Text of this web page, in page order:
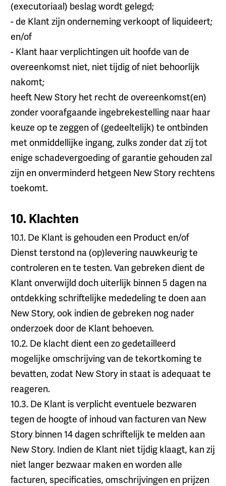
(executoriaal) beslag wordt gelegd;
- de Klant zijn onderneming verkoopt of liquideert;
en/of
- Klant haar verplichtingen uit hoofde van de
overeenkomst niet, niet tijdig of niet behoorlijk
nakomt;
heeft New Story het recht de overeenkomst(en)
zonder voorafgaande ingebrekestelling naar haar
keuze op te zeggen of (gedeeltelijk) te ontbinden
met onmiddellijke ingang, zulks zonder dat zij tot
enige schadevergoeding of garantie gehouden zal
zijn en onverminderd hetgeen New Story rechtens
toekomt.
10. Klachten
10.1. De Klant is gehouden een Product en/of
Dienst terstond na (op)levering nauwkeurig te
controleren en te testen. Van gebreken dient de
Klant onverwijld doch uiterlijk binnen 5 dagen na
ontdekking schriftelijke mededeling te doen aan
New Story, ook indien de gebreken nog nader
onderzoek door de Klant behoeven.
10.2. De klacht dient een zo gedetailleerd
mogelijke omschrijving van de tekortkoming te
bevatten, zodat New Story in staat is adequaat te
reageren.
10.3. De Klant is verplicht eventuele bezwaren
tegen de hoogte of inhoud van facturen van New
Story binnen 14 dagen schriftelijk te melden aan
New Story. Indien de Klant niet tijdig klaagt, kan zij
niet langer bezwaar maken en worden alle
facturen, specificaties, omschrijvingen en prijzen